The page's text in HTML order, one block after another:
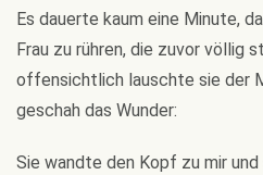
Es dauerte kaum eine Minute,
Frau zu rühren, die zuvor völlig
offensichtlich lauschte sie der
geschah das Wunder:
Sie wandte den Kopf zu mir